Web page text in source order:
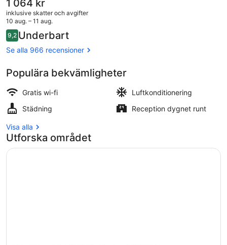
nuvarande
priset
är
1 064 kr
1 064 kr
inklusive skatter och avgifter
10 aug. – 11 aug.
Recensioner
9,29,2 av 10,
Underbart
Se alla 966 recensioner
Populära bekvämligheter
Gratis wi-fi
Luftkonditionering
Städning
Reception dygnet runt
Visa alla
Utforska området